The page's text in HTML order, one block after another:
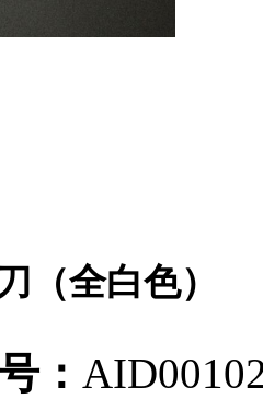
（全白色）
：